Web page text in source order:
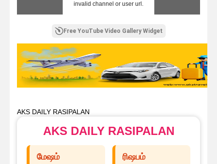
invalid channel or user url.
Free YouTube Video Gallery Widget
AKS DAILY RASIPALAN
AKS DAILY RASIPALAN
மேஷம் ரிஷபம்